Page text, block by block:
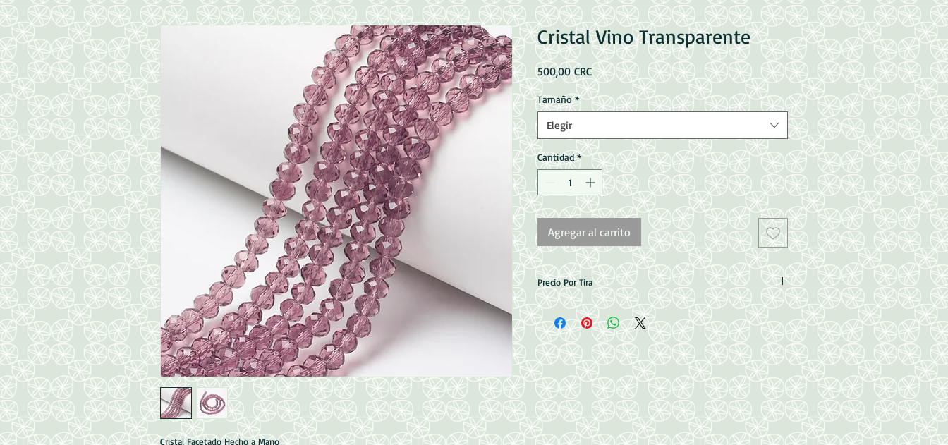
Cristal Facetado Hecho a Mano
Cristal Vino Transparente
500,00 CRCPrecio
Tamaño *
Elegir
Cantidad *
Agregar al carrito
Precio Por Tira
6mm = 90 Piezas aprox.
8mm = 70 piezas aprox.